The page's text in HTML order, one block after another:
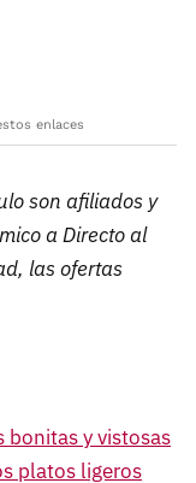
enlaces
son afiliados y
a Directo al
las ofertas
bonitas y vistosas
platos ligeros